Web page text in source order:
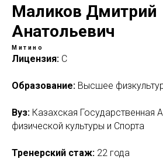
Маликов Дмитрий
Анатольевич
Митино
Лицензия: С
Образование: Высшее
Вуз: Казахская Государственная
физической культуры и Спорта
Тренерский стаж: 22 года